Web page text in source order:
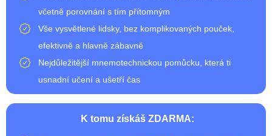
včetně porovnání s tím přítomným
Vše vysvětlené lidsky, bez komplikovaných pouček,
efektivně a hlavně zábavně
Nejdůležitější mnemotechnickou pomůcku, která ti
usnadní učení a ušetří čas
K tomu získáš ZDARMA: